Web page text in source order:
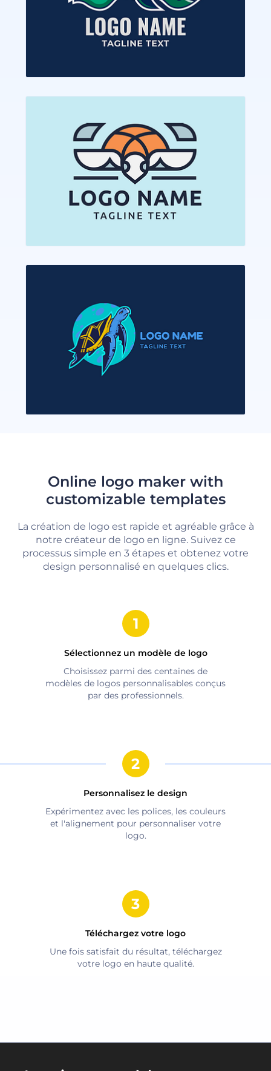
Online logo maker with
customizable templates
La création de logo est rapide et agréable grâce à
notre créateur de logo en ligne. Suivez ce
processus simple en 3 étapes et obtenez votre
design personnalisé en quelques clics.
Sélectionnez un modèle de logo
Choisissez parmi des centaines de
modèles de logos personnalisables conçus
par des professionnels.
Personnalisez le design
Expérimentez avec les polices, les couleurs
et l'alignement pour personnaliser votre
logo.
Téléchargez votre logo
Une fois satisfait du résultat, téléchargez
votre logo en haute qualité.